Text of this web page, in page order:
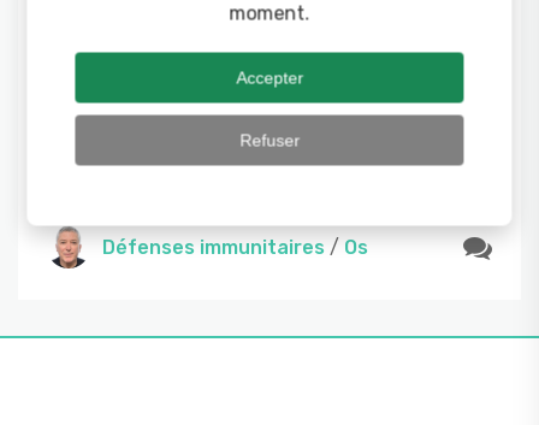
recommandés aujourd’hui, tant elle joue un rôle
majeur dans l’immunité, les os, les muscles et
l’énergie. Absorbent-D Forever est une vitamine
D3 à mâcher, délicieuse grâce à son goût naturel
de figue de barbarie. Facile à prendre, hautement
assimilable, c’est un complément idéal pour
Défenses immunitaires / Os
moment.
Accepter
Refuser